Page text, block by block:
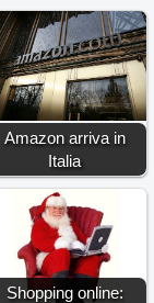
Amazon arriva in
Italia
Shopping online: